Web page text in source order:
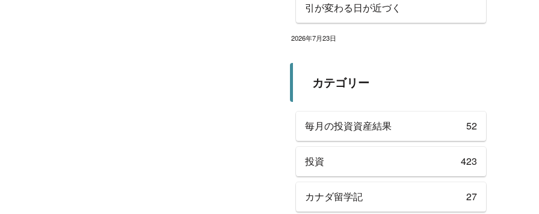
引が変わる日が近づく
2026年7月23日
カテゴリー
毎月の投資資産結果 52
投資 423
カナダ留学記 27